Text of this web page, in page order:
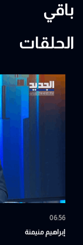
باقي
الحلقات
06:56
إبراهيم منيمنة